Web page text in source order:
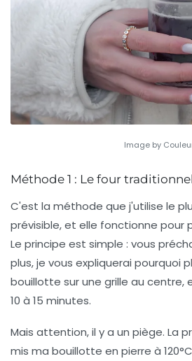
Image by
Méthode 1 : Le four traditionnel
C'est la méthode que j'utilise le
prévisible, et elle fonctionne pour
Le principe est simple : vous
plus, je vous expliquerai pourquoi
bouillotte sur une grille au
10 à 15 minutes.
Mais attention, il y a un piège. La
mis ma bouillotte en pierre à